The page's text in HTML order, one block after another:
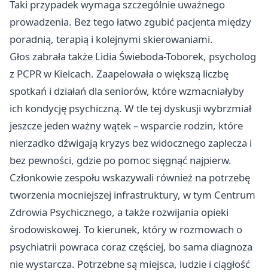
Taki przypadek wymaga szczególnie uważnego
prowadzenia. Bez tego łatwo zgubić pacjenta między
poradnią, terapią i kolejnymi skierowaniami.
Głos zabrała także Lidia Świeboda-Toborek, psycholog
z PCPR w Kielcach. Zaapelowała o większą liczbę
spotkań i działań dla seniorów, które wzmacniałyby
ich kondycję psychiczną. W tle tej dyskusji wybrzmiał
jeszcze jeden ważny wątek – wsparcie rodzin, które
nierzadko dźwigają kryzys bez widocznego zaplecza i
bez pewności, gdzie po pomoc sięgnąć najpierw.
Członkowie zespołu wskazywali również na potrzebę
tworzenia mocniejszej infrastruktury, w tym Centrum
Zdrowia Psychicznego, a także rozwijania opieki
środowiskowej. To kierunek, który w rozmowach o
psychiatrii powraca coraz częściej, bo sama diagnoza
nie wystarcza. Potrzebne są miejsca, ludzie i ciągłość